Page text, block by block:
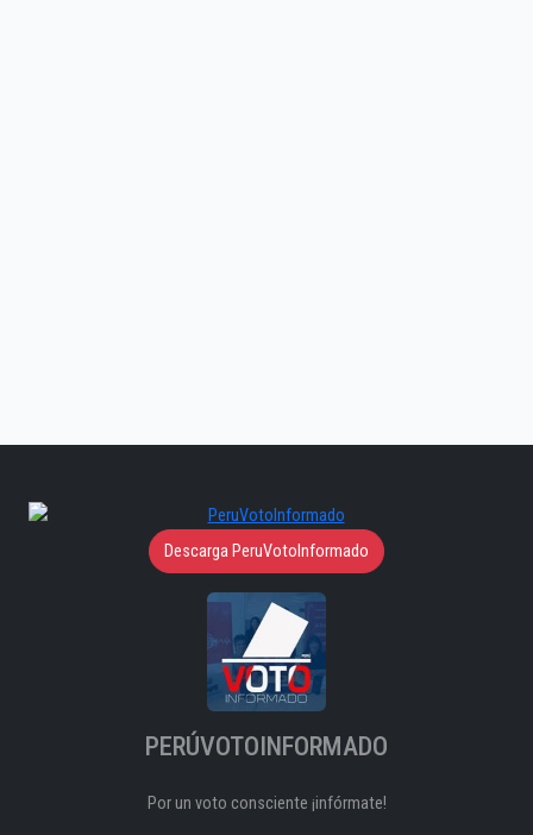
Descarga PeruVotoInformado
PERÚVOTOINFORMADO
Por un voto consciente ¡infórmate!